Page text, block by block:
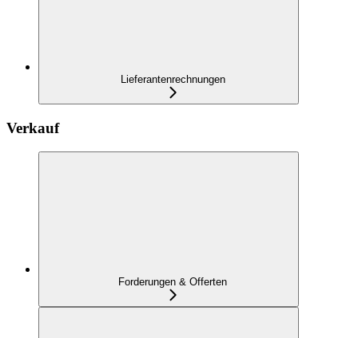
Lieferantenrechnungen
Verkauf
Forderungen & Offerten